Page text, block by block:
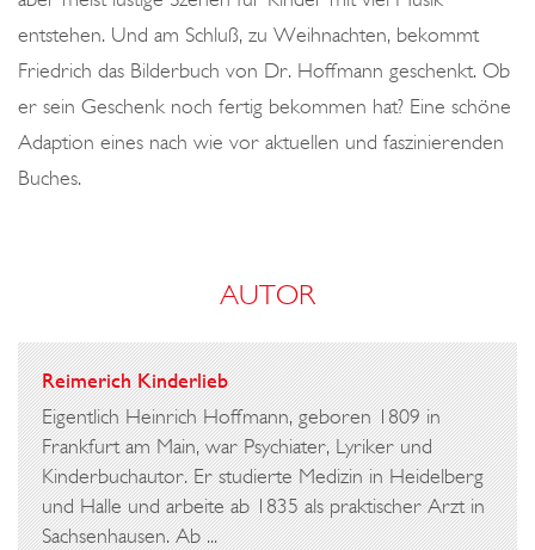
entstehen. Und am Schluß, zu Weihnachten, bekommt
Friedrich das Bilderbuch von Dr. Hoffmann geschenkt. Ob
er sein Geschenk noch fertig bekommen hat? Eine schöne
Adaption eines nach wie vor aktuellen und faszinierenden
Buches.
AUTOR
Reimerich Kinderlieb
Eigentlich Heinrich Hoffmann, geboren 1809 in
Frankfurt am Main, war Psychiater, Lyriker und
Kinderbuchautor. Er studierte Medizin in Heidelberg
und Halle und arbeite ab 1835 als praktischer Arzt in
Sachsenhausen. Ab ...